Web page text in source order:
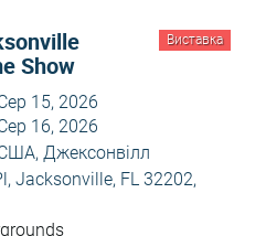
Виставка
Show
15, 2026
16, 2026
Джексонвілл
Jacksonville, FL 32202,